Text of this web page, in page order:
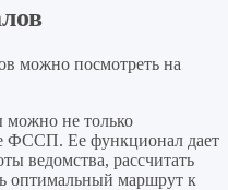
можно посмотреть на
не только
ФССП. Ее функционал дает
ведомства, рассчитать
оптимальный маршрут к